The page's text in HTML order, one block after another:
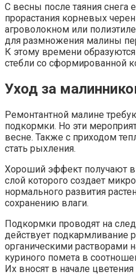
С весны после таяния снега
прорастания корневых
агроволокном или
для размножения малины
К этому времени
стебли со сформированной
Уход за
Ремонтантной малине
подкормки. Но эти
весне. Также с приходом
стать рыхления.
Хороший эффект получают в
слой которого создает
нормального развития
сохранению влаги.
Подкормки проводят на
действует подкармливание
органическими растворами
куриного помета в
Их вносят в начале